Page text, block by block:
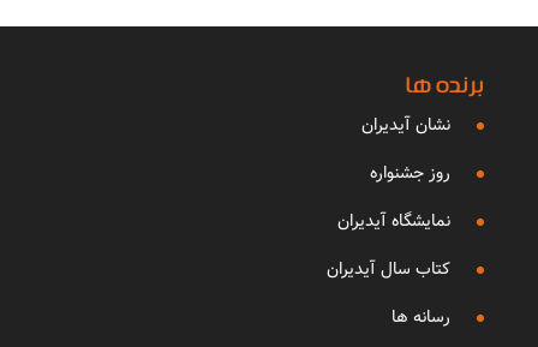
برنده ها
نشان آیدیران
روز جشنواره
نمایشگاه آیدیران
کتاب سال آیدیران
رسانه ها